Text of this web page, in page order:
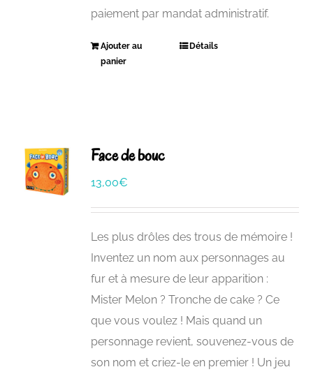
paiement par mandat administratif.
Ajouter au
panier
Détails
Face de bouc
13,00€
Les plus drôles des trous de mémoire !
Inventez un nom aux personnages au
fur et à mesure de leur apparition :
Mister Melon ? Tronche de cake ? Ce
que vous voulez ! Mais quand un
personnage revient, souvenez-vous de
son nom et criez-le en premier ! Un jeu